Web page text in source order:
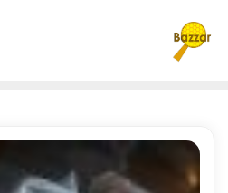
content